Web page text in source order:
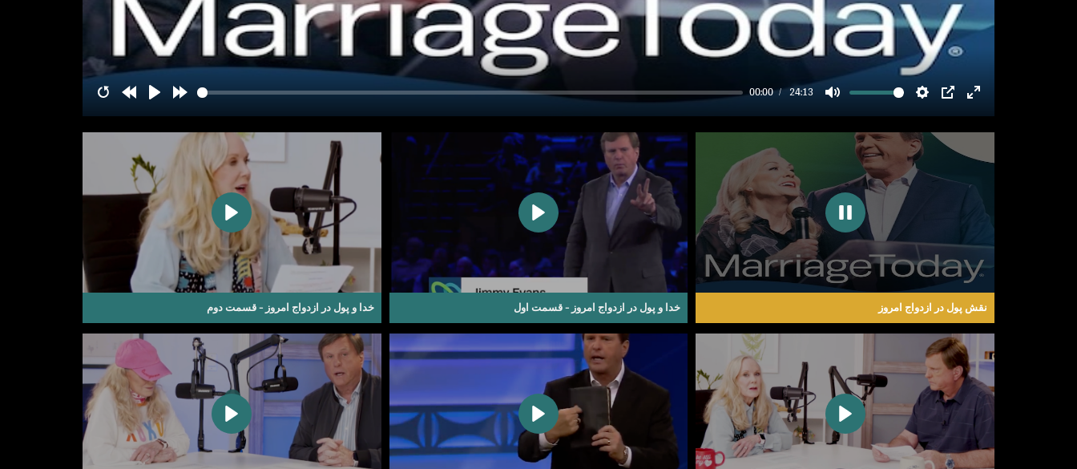
RESTARTREWIND
10S
PLAYFORWARD
10S
00:00 24:13
MUTE SETTINGS
PIP ENTER
FULLSCREEN
نقش پول در ازدواج امروز خدا و پول در ازدواج امروز - قسمت اول خدا و پول در ازدواج امروز - قسمت دوم